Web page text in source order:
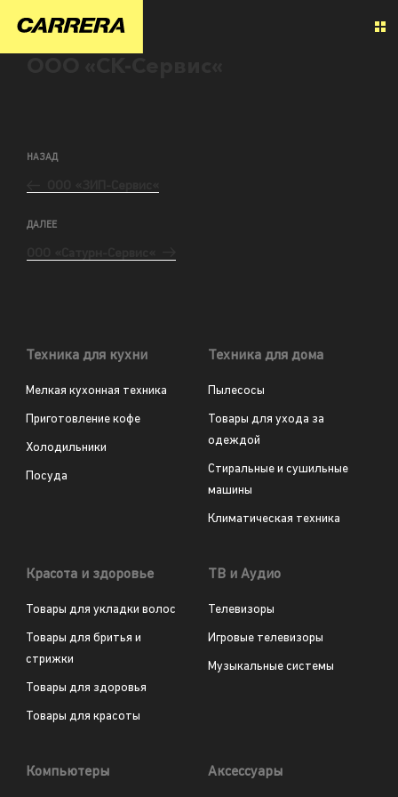
НАЗАД
ДАЛЕЕ
Техника для кухни
Мелкая кухонная техника
Приготовление кофе
Холодильники
Посуда
Техника для дома
Пылесосы
Товары для ухода за
одеждой
Стиральные и сушильные
машины
Климатическая техника
Красота и здоровье
Товары для укладки волос
Товары для бритья и
стрижки
Товары для здоровья
Товары для красоты
ТВ и Аудио
Телевизоры
Игровые телевизоры
Музыкальные системы
Компьютеры Аксессуары